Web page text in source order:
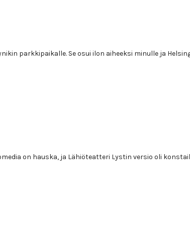
parkkipaikalle. Se osui ilon aiheeksi minulle ja
on hauska, ja Lähiöteatteri Lystin versio oli